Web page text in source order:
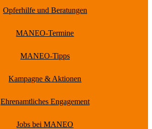
Opferhilfe und Beratungen
MANEO-Termine
MANEO-Tipps
Kampagne & Aktionen
Ehrenamtliches Engagement
Jobs bei MANEO